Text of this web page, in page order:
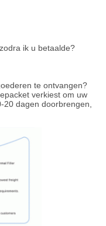
ik u betaalde?
te ontvangen?
verkiest om uw
dagen doorbrengen,